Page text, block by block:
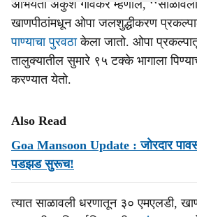
अभियंता अंकुश गावकर म्‍हणाले,
खाणपीठांमधून ओपा जलशुद्धीकरण
पाण्‍याचा पुरवठाकेला जातो. ओपा
तालुक्यातील सुमारे ९५ टक्‍के भागाला
करण्‍यात येतो.
Also Read
Goa Mansoon Update : जोरदार
पडझड सुरूच!
त्‍यात साळावली धरणातून ३० एमएलडी,